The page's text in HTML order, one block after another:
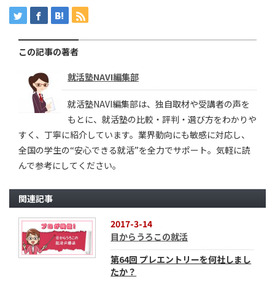
この記事の著者
就活塾NAVI編集部
就活塾NAVI編集部は、独自取材や受講者の声を
もとに、就活塾の比較・評判・選び方をわかりや
すく、丁寧に紹介しています。業界動向にも敏感に対応し、
全国の学生の“安心できる就活”を全力でサポート。気軽に読
んで参考にしてください。
関連記事
2017-3-14
目からうろこの就活
第64回 プレエントリーを何社しまし
たか？